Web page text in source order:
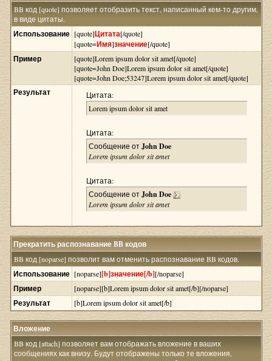
BB код [quote] позволяет отобразить текст, написанный кем-то другим,
в виде цитаты.
Использование [quote]Цитата[/quote]
[quote=Имя]значение[/quote]
Пример
[quote]Lorem ipsum dolor sit amet[/quote]
[quote=John Doe]Lorem ipsum dolor sit amet[/quote]
[quote=John Doe;53247]Lorem ipsum dolor sit amet[/quote]
Результат
Цитата:
Lorem ipsum dolor sit amet
Цитата:
Сообщение отJohn Doe
Lorem ipsum dolor sit amet
Цитата:
Сообщение отJohn Doe
Lorem ipsum dolor sit amet
Прекратить распознавание BB кодов
BB код [noparse] позволит вам отменить распознавание BB кодов.
Использование [noparse][b]значение[/b][/noparse]
Пример [noparse][b]Lorem ipsum dolor sit amet[/b][/noparse]
Результат [b]Lorem ipsum dolor sit amet[/b]
Вложение
BB код [attach] позволяет вам отображать вложение в ваших
сообщениях как внизу. Будут отображены только те вложения,